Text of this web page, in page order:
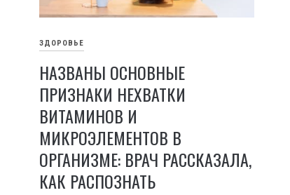
ЗДОРОВЬЕ
НАЗВАНЫ ОСНОВНЫЕ
ПРИЗНАКИ НЕХВАТКИ
ВИТАМИНОВ И
МИКРОЭЛЕМЕНТОВ В
ОРГАНИЗМЕ: ВРАЧ РАССКАЗАЛА,
КАК РАСПОЗНАТЬ